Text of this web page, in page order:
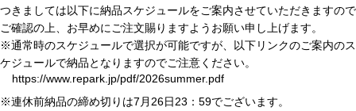
つきましては以下に納品スケジュールをご案内させていただきますので
ご確認の上、お早めにご注文賜りますようお願い申し上げます。
※通常時のスケジュールで選択が可能ですが、以下リンクのご案内のス
ケジュールで納品となりますのでご注意ください。
https://www.repark.jp/pdf/2026summer.pdf
※連休前納品の締め切りは7月26日23：59でございます。